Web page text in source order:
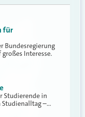
für
Bundesregierung
Interesse.
Studierende in
Studienalltag –…